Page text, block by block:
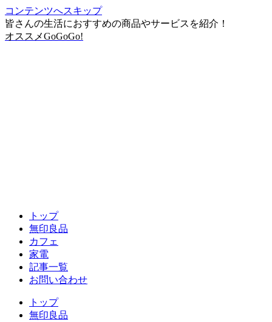
コンテンツへスキップ
皆さんの生活におすすめの商品やサービスを紹介！
オススメGoGoGo!
トップ
無印良品
カフェ
家電
記事一覧
お問い合わせ
トップ
無印良品